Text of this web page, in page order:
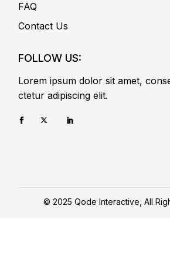
FAQ
Contact Us
FOLLOW US:
Lorem ipsum dolor sit amet,
ctetur adipiscing elit.
© 2025 Qode Interactive , All